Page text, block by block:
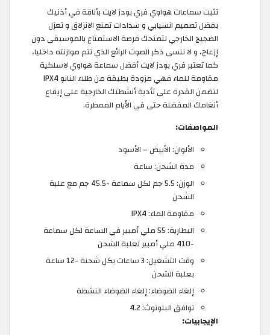
تثبت سماعات هواوي فري بودز لايت بأناقة في أذنيك
بفضل تصميم انسيابي و سدادات تمنع الانزلاق و تعزل
الضجيج الخارجي لتمنحك فرصة الاستمتاع بالموسيقى دون
إزعاج، و لا ننسى ذكر الصوت الرائع الذي تتم موازنته داخليا،
كما تعتبر فري بودز لايت أفضل سماعة هواوي لاسلكية
مقاومة للماء فهي مزودة بطبقة من طلاء النانو IPX4
لتضمن القدرة على تأدية أنشطتك الخارجية على إيقاع
أنغامك المفضلة حتى في الأيام الممطرة.
المواصفات:
الألوان: الأبيض – الأسود
مدة الشحن: ساعة
الوزن: 5.5 جم لكل سماعة -45.5 جم مع علبة
الشحن
مقاومة الماء: IPX4
البطارية: 55 ملي أمبير في الساعة لكل سماعة
-410 ملي أمبير لعلبة الشحن
وقت التشغيل: 3 ساعات بكل شحنة -12 ساعة
بعلبة الشحن
إلغاء الضوضاء: إلغاء الضوضاء النشطة
توافق البلوتوث: 4.2
الإيجابيات: